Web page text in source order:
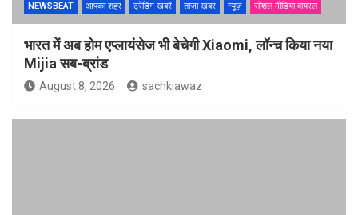
NEWSBEAT आपका शहर ट्रेंडिंग खबरें ताज़ा ख़बर न्यूज़ सोशल मीडिया वायरल
भारत में अब होम एप्लायंसेज भी बेचेगी Xiaomi, लॉन्च किया नया
Mijia सब-ब्रांड
August 8, 2026 sachkiawaz